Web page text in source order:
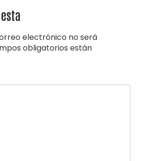
electrónico no será
obligatorios están